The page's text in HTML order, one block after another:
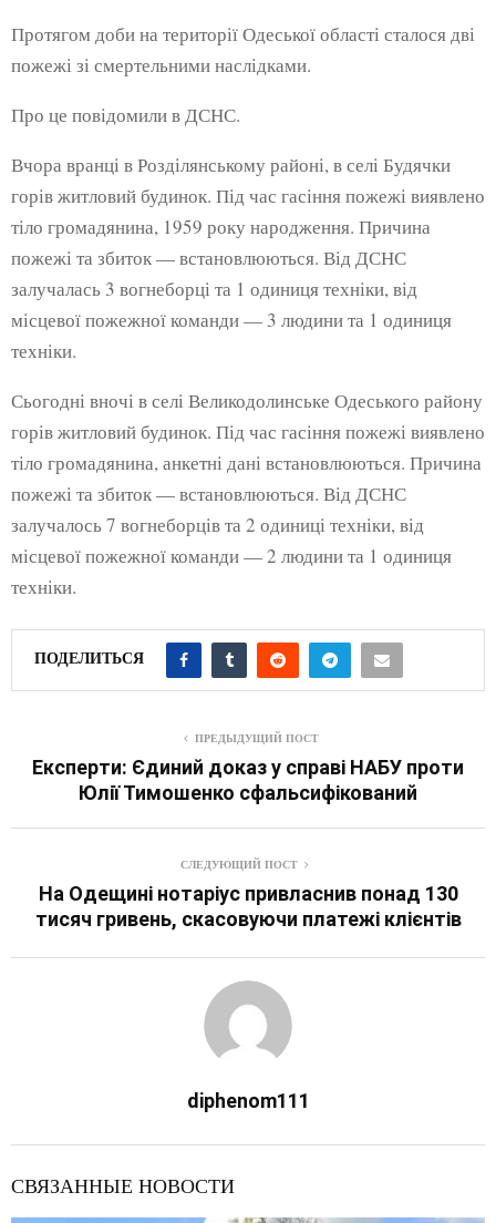
Протягом доби на території Одеської області сталося дві
пожежі зі смертельними наслідками.
Про це повідомили в ДСНС.
Вчора вранці в Розділянському районі, в селі Будячки
горів житловий будинок. Під час гасіння пожежі виявлено
тіло громадянина, 1959 року народження. Причина
пожежі та збиток — встановлюються. Від ДСНС
залучалась 3 вогнеборці та 1 одиниця техніки, від
місцевої пожежної команди — 3 людини та 1 одиниця
техніки.
Сьогодні вночі в селі Великодолинське Одеського району
горів житловий будинок. Під час гасіння пожежі виявлено
тіло громадянина, анкетні дані встановлюються. Причина
пожежі та збиток — встановлюються. Від ДСНС
залучалось 7 вогнеборців та 2 одиниці техніки, від
місцевої пожежної команди — 2 людини та 1 одиниця
техніки.
ПОДЕЛИТЬСЯ
ПРЕДЫДУЩИЙ ПОСТ
Експерти: Єдиний доказ у справі НАБУ проти
Юлії Тимошенко сфальсифікований
СЛЕДУЮЩИЙ ПОСТ
На Одещині нотаріус привласнив понад 130
тисяч гривень, скасовуючи платежі клієнтів
diphenom111
СВЯЗАННЫЕ НОВОСТИ